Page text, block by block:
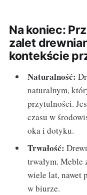
Na koniec:
zalet
kontekście
Naturalność:
naturalnym,
przytulności.
czasu w
oka i dotyku.
Trwałość:
trwałym. Meble
wiele lat, nawet
w biurze.